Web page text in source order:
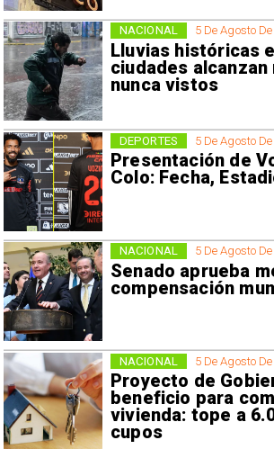
5 De Agosto
Lluvias históricas
ciudades alcanzan
nunca vistos
NACIONAL
5 De Agosto
Presentación de
Colo: Fecha,
DEPORTES
5 De Agosto
Senado aprueba
compensación
NACIONAL
5 De Agosto
Proyecto de
beneficio para
vivienda: tope a
cupos
NACIONAL